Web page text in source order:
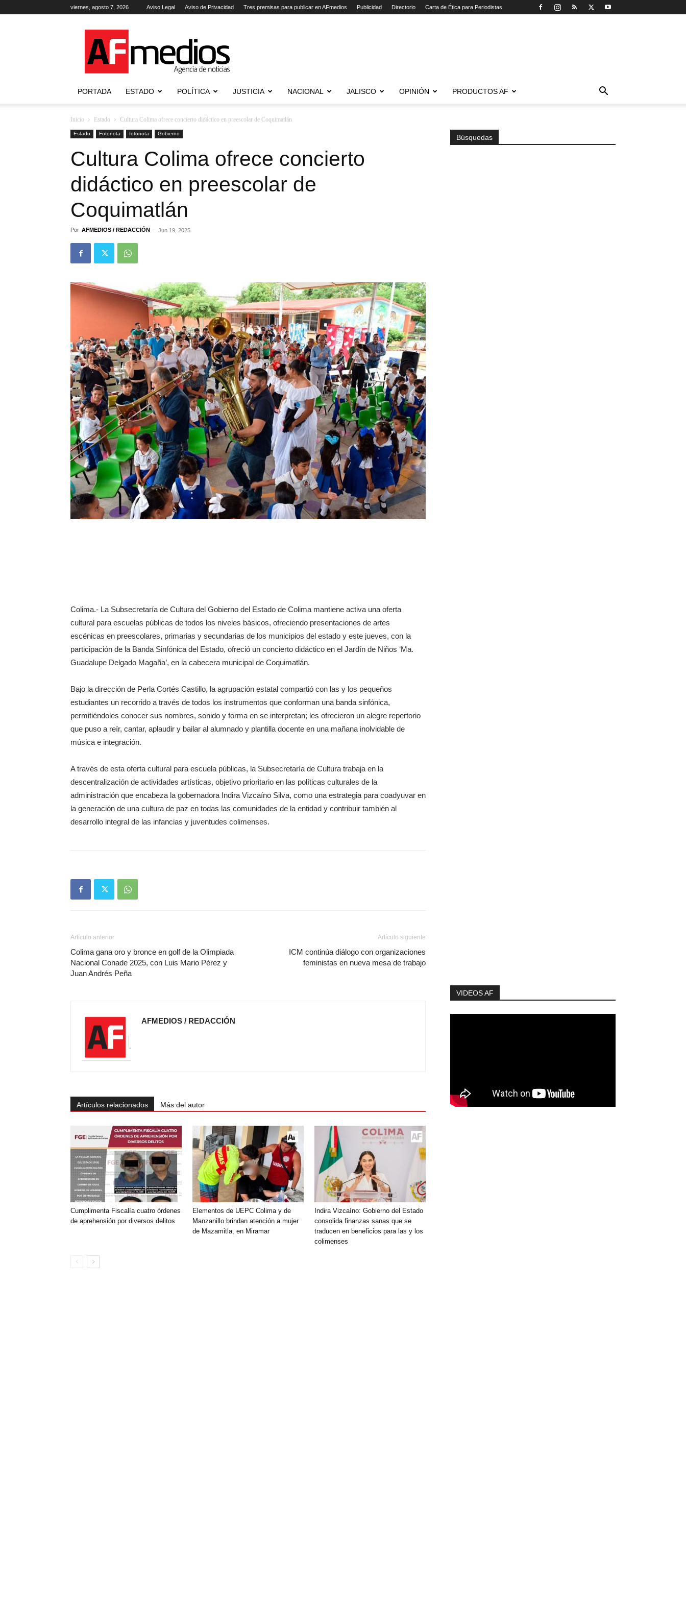
viernes, agosto 7, 2026 Aviso Legal Aviso de Privacidad Tres premisas para publicar en AFmedios Publicidad Directorio Carta de Ética para Periodistas
Agencia
de
Noticias
PORTADA ESTADO POLÍTICA JUSTICIA NACIONAL JALISCO OPINIÓN PRODUCTOS AF
Inicio Estado Cultura Colima ofrece concierto didáctico en preescolar de Coquimatlán
Estado Fotonota fotonota Gobierno
Cultura Colima ofrece concierto
didáctico en preescolar de
Coquimatlán
Por AFMEDIOS / REDACCIÓN - Jun 19, 2025
Colima.- La Subsecretaría de Cultura del Gobierno del Estado de Colima mantiene activa una oferta
cultural para escuelas públicas de todos los niveles básicos, ofreciendo presentaciones de artes
escénicas en preescolares, primarias y secundarias de los municipios del estado y este jueves, con la
participación de la Banda Sinfónica del Estado, ofreció un concierto didáctico en el Jardín de Niños ‘Ma.
Guadalupe Delgado Magaña’, en la cabecera municipal de Coquimatlán.
Bajo la dirección de Perla Cortés Castillo, la agrupación estatal compartió con las y los pequeños
estudiantes un recorrido a través de todos los instrumentos que conforman una banda sinfónica,
permitiéndoles conocer sus nombres, sonido y forma en se interpretan; les ofrecieron un alegre repertorio
que puso a reír, cantar, aplaudir y bailar al alumnado y plantilla docente en una mañana inolvidable de
música e integración.
A través de esta oferta cultural para escuela públicas, la Subsecretaría de Cultura trabaja en la
descentralización de actividades artísticas, objetivo prioritario en las políticas culturales de la
administración que encabeza la gobernadora Indira Vizcaíno Silva, como una estrategia para coadyuvar en
la generación de una cultura de paz en todas las comunidades de la entidad y contribuir también al
desarrollo integral de las infancias y juventudes colimenses.
Artículo anterior
Colima gana oro y bronce en golf de la Olimpiada
Nacional Conade 2025, con Luis Mario Pérez y
Juan Andrés Peña
Artículo siguiente
ICM continúa diálogo con organizaciones
feministas en nueva mesa de trabajo
AFMEDIOS / REDACCIÓN
Artículos relacionados Más del autor
Cumplimenta Fiscalía cuatro órdenes
de aprehensión por diversos delitos
Elementos de UEPC Colima y de
Manzanillo brindan atención a mujer
de Mazamitla, en Miramar
Indira Vizcaíno: Gobierno del Estado
consolida finanzas sanas que se
traducen en beneficios para las y los
colimenses
Búsquedas
VIDEOS AF